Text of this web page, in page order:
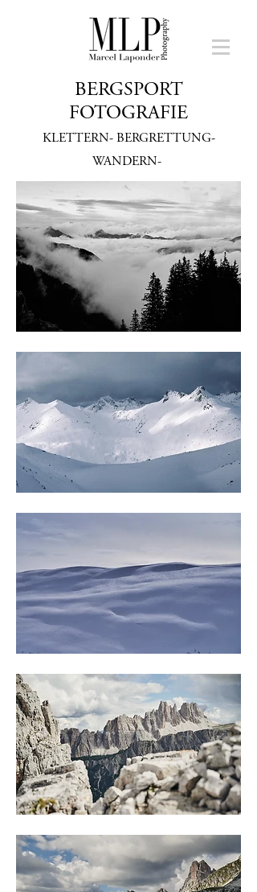
BERGSPORT
FOTOGRAFIE
KLETTERN- BERGRETTUNG-
WANDERN-